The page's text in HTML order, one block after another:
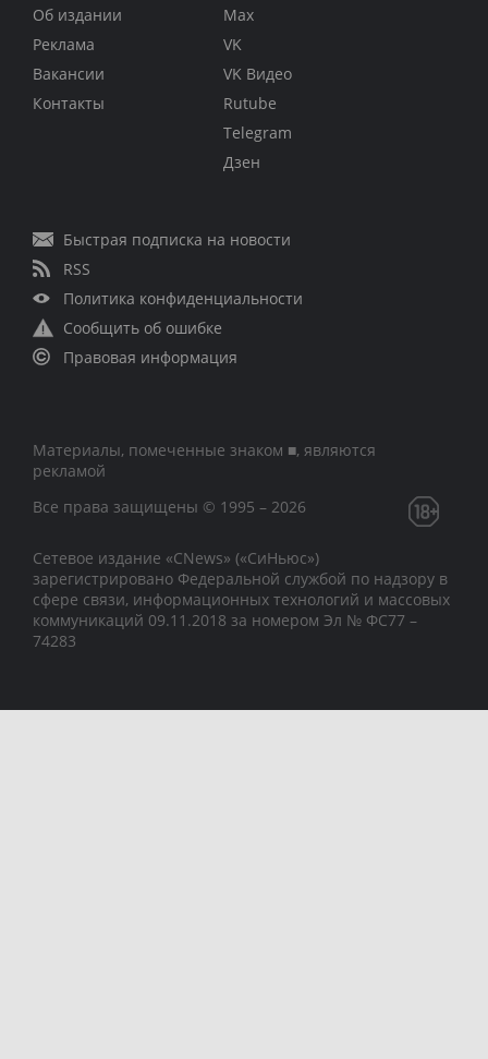
Об издании
Реклама
Вакансии
Контакты
Max
VK
VK Видео
Rutube
Telegram
Дзен
Быстрая подписка на новости
RSS
Политика конфиденциальности
Сообщить об ошибке
Правовая информация
Материалы, помеченные знаком ■, являются
рекламой
Все права защищены © 1995 – 2026
Сетевое издание «CNews» («СиНьюс»)
зарегистрировано Федеральной службой по надзору в
сфере связи, информационных технологий и массовых
коммуникаций 09.11.2018 за номером Эл № ФС77 –
74283